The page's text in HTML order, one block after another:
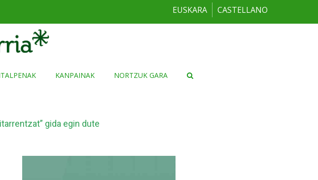
EUSKARA CASTELLANO
KANPAINAK NORTZUK GARA
gida egin dute